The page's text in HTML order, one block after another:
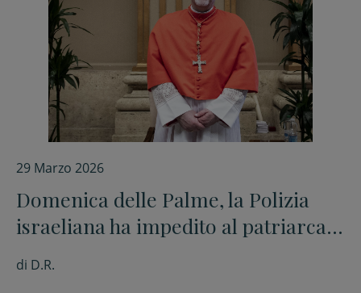
29 Marzo 2026
Domenica delle Palme, la Polizia
israeliana ha impedito al patriarca
Pizzaballa di entrare al Santo
Sepolcro per celebrare la Messa
di D.R.